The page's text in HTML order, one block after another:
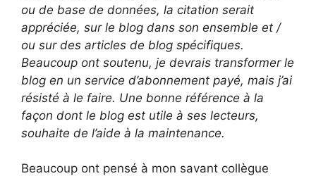
ou de base de données, la citation serait
appréciée, sur le blog dans son ensemble et /
ou sur des articles de blog spécifiques.
Beaucoup ont soutenu, je devrais transformer le
blog en un service d’abonnement payé, mais j’ai
résisté à le faire. Une bonne référence à la
façon dont le blog est utile à ses lecteurs,
souhaite de l’aide à la maintenance.
Beaucoup ont pensé à mon savant collègue